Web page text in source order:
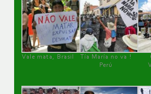
Vale mata, Brasil
Tía María no va !
Perú